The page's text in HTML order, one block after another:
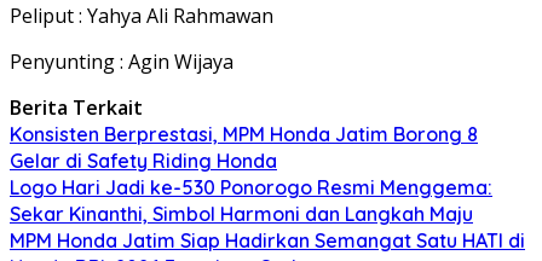
Peliput : Yahya Ali Rahmawan
Penyunting : Agin Wijaya
Berita Terkait
Konsisten Berprestasi, MPM Honda Jatim Borong 8
Gelar di Safety Riding Honda
Logo Hari Jadi ke-530 Ponorogo Resmi Menggema:
Sekar Kinanthi, Simbol Harmoni dan Langkah Maju
MPM Honda Jatim Siap Hadirkan Semangat Satu HATI di